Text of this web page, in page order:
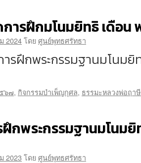
ารฝึกมโนมยิทธิ เดือ
2024โดยศูนย์พุทธศรัทธา
ารฝึกพระกรรมฐานมโนม
๖๗, กิจกรรมบำเพ็ญกุศล, ธรรมะหลวงพ่อฤา
กพระกรรมฐานมโนม
2023 โดยศูนย์พุทธศรัทธา